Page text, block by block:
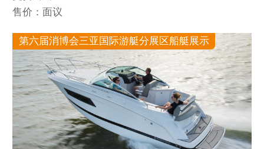
售价：面议
第六届消博会三亚国际游艇分展区船艇展示